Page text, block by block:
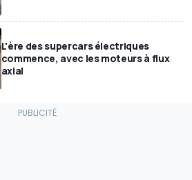
L'ère des supercars électriques
commence, avec les moteurs à flux
axial